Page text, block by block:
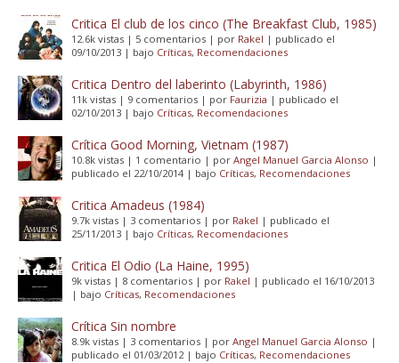
Critica El club de los cinco (The Breakfast Club, 1985)
12.6k vistas | 5 comentarios | por Rakel | publicado el
09/10/2013 | bajo Críticas, Recomendaciones
Critica Dentro del laberinto (Labyrinth, 1986)
11k vistas | 9 comentarios | por Faurizia | publicado el
02/10/2013 | bajo Críticas, Recomendaciones
Crítica Good Morning, Vietnam (1987)
10.8k vistas | 1 comentario | por Angel Manuel Garcia Alonso |
publicado el 22/10/2014| bajo Críticas, Recomendaciones
Critica Amadeus (1984)
9.7k vistas | 3 comentarios | por Rakel | publicado el
25/11/2013 | bajo Críticas, Recomendaciones
Critica El Odio (La Haine, 1995)
9k vistas | 8 comentarios | por Rakel | publicado el 16/10/2013
| bajo Críticas, Recomendaciones
Crítica Sin nombre
8.9k vistas | 3 comentarios | por Angel Manuel Garcia Alonso |
publicado el 01/03/2012| bajo Críticas, Recomendaciones